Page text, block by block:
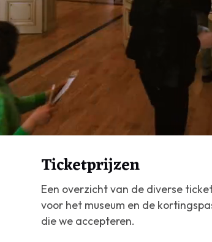
van
Ticketprijzen
Een overzicht van de diverse
voor het museum en de
die we accepteren.